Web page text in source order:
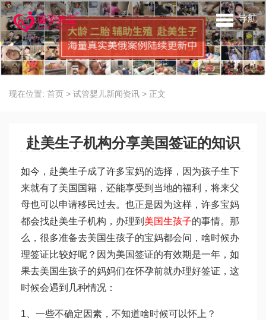
导航
现在位置: 首页 > 试管婴儿新闻资讯 > 正文
赴美生子机构分享美国签证的知识
如今，赴美生子成了许多宝妈的选择，因为孩子生下
来就有了美国国籍，还能享受到当地的福利，将来父
母也可以申请移民过去。也正是因为这样，许多宝妈
都会找赴美生子机构，办理到 美国生孩子的事情。那
么，很多准备去美国生孩子的宝妈都会问，啥时候办
理签证比较好呢？因为美国签证的有效期是一年，如
果去美国生孩子的妈妈们在怀孕前就办理好签证，这
时候会遇到几种情况：
1、一些不确定因素，不知道啥时候可以怀上？